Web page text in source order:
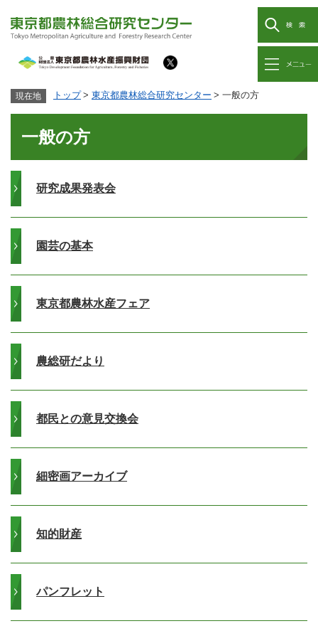
検
索
メ
ニ
ュ
本
現在地 トップ > 東京都農林総合研究センター > 一般の方
一般の方
研究成果発表会
園芸の基本
東京都農林水産フェア
農総研だより
都民との意見交換会
細密画アーカイブ
知的財産
パンフレット